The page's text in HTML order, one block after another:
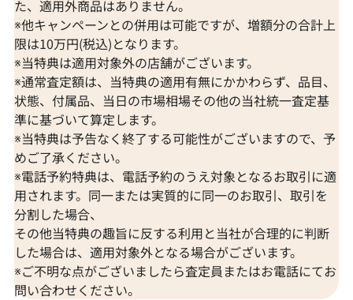
た、適用外商品はありません。
※他キャンペーンとの併用は可能ですが、増額分の合計上
限は10万円(税込)となります。
※当特典は適用対象外の店舗がございます。
※通常査定額は、当特典の適用有無にかかわらず、品目、
状態、付属品、当日の市場相場その他の当社統一査定基
準に基づいて算定します。
※当特典は予告なく終了する可能性がございますので、予
めご了承ください。
※電話予約特典は、電話予約のうえ対象となるお取引に適
用されます。同一または実質的に同一のお取引、取引を
分割した場合、
その他当特典の趣旨に反する利用と当社が合理的に判断
した場合は、適用対象外となる場合がございます。
※ご不明な点がございましたら査定員またはお電話にてお
問い合わせください。